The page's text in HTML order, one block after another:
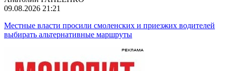
09.08.2026 21:21
Местные власти просили смоленских и приезжих водителей
выбирать альтернативные маршруты